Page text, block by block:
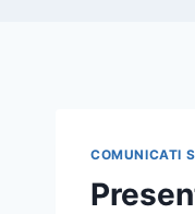
COMUNICATI